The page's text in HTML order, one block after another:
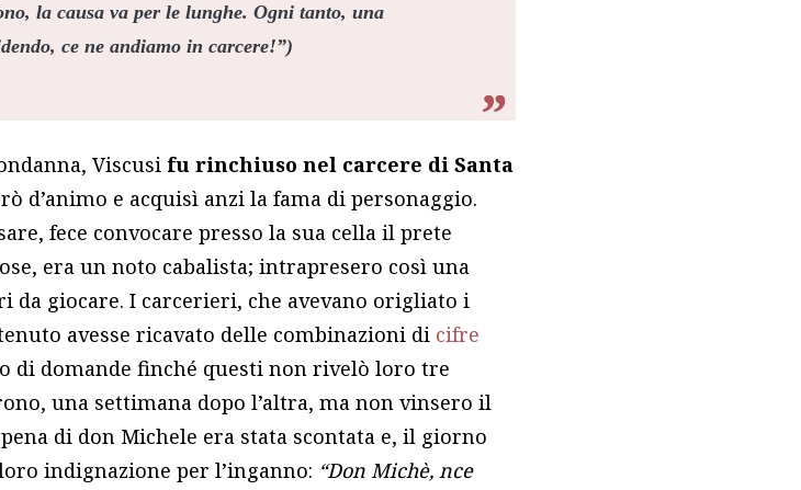
la causa va per le lunghe. Ogni tanto, una
ce ne andiamo in carcere!”)
Viscusi fu rinchiuso nel carcere di Santa
d’animo e acquisì anzi la fama di personaggio.
fece convocare presso la sua cella il prete
era un noto cabalista; intrapresero così una
giocare. I carcerieri, che avevano origliato i
avesse ricavato delle combinazioni di cifre
di domande finché questi non rivelò loro tre
una settimana dopo l’altra, ma non vinsero il
di don Michele era stata scontata e, il giorno
indignazione per l’inganno: “Don Michè, nce